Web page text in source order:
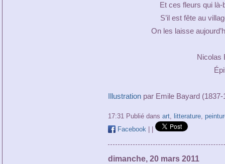
Et ces fleurs qui
S’il est fête au
On les laisse
Nicolas
Illustrationpar Emile Bayard (1837-
17:31 Publié dans art, litterature,
Facebook
dimanche, 20 mars 2011